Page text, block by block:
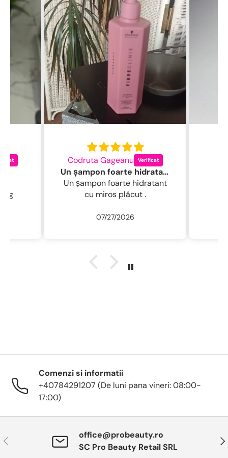
Codruta Gageanu
Un șampon foarte hidratant cu miros plăcut
Un șampon foarte hidratant
cu miros plăcut .
07/27/2026
Comenzi si informatii
+40784291207 (De luni pana vineri: 08:00-
17:00)
Anterior
office@probeauty.ro
SC Pro Beauty Retail SRL